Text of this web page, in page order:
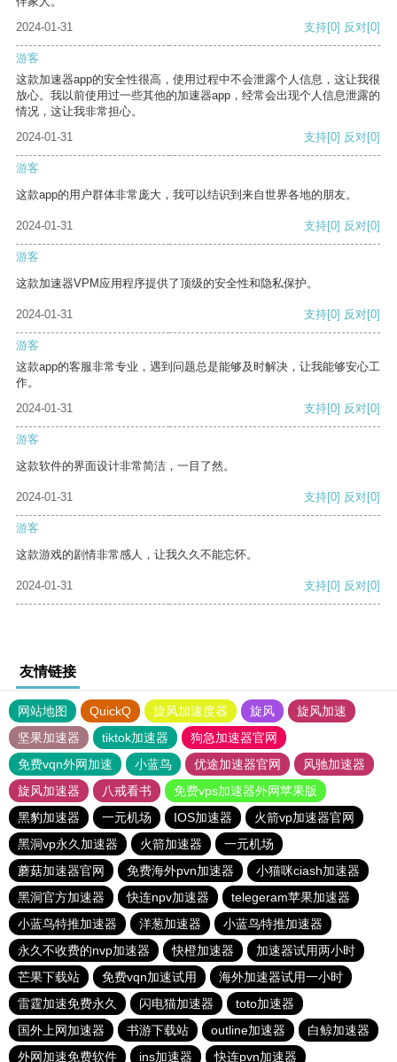
2024-01-31
支持[0] 反对[0]
游客
这款加速器app的安全性很高，使用过程中不会泄露个人信息，这让我很
放心。我以前使用过一些其他的加速器app，经常会出现个人信息泄露的
情况，这让我非常担心。
2024-01-31
支持[0] 反对[0]
游客
这款app的用户群体非常庞大，我可以结识到来自世界各地的朋友。
2024-01-31 支持[0] 反对[0]
游客
这款加速器VPM应用程序提供了顶级的安全性和隐私保护。
2024-01-31 支持[0] 反对[0]
游客
这款app的客服非常专业，遇到问题总是能够及时解决，让我能够安心工
作。
2024-01-31
支持[0] 反对[0]
游客
这款软件的界面设计非常简洁，一目了然。
2024-01-31 支持[0] 反对[0]
游客
这款游戏的剧情非常感人，让我久久不能忘怀。
2024-01-31 支持[0] 反对[0]
友情链接
网站地图 QuickQ 旋风加速度器 旋风
旋风加速
坚果加速器
tiktok加速器
狗急加速器官网
免费vqn外网加速
小蓝鸟 优途加速器官网
风驰加速器
旋风加速器
八戒看书
免费vps加速器外网苹果版
黑豹加速器
一元机场 IOS加速器
火箭vp加速器官网
黑洞vp永久加速器
火箭加速器
一元机场
蘑菇加速器官网
免费海外pvn加速器
小猫咪ciash加速器
黑洞官方加速器
快连npv加速器
telegeram苹果加速器
小蓝鸟特推加速器
洋葱加速器
小蓝鸟特推加速器
永久不收费的nvp加速器
快橙加速器
加速器试用两小时
芒果下载站
免费vqn加速试用
海外加速器试用一小时
雷霆加速免费永久
闪电猫加速器
toto加速器
国外上网加速器
书游下载站 outline加速器
白鲸加速器
外网加速免费软件
ins加速器 快连pvn加速器